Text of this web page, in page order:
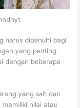
harus dipenuhi bagi
yang penting.
dengan beberapa
yang sah dan
nilai atau